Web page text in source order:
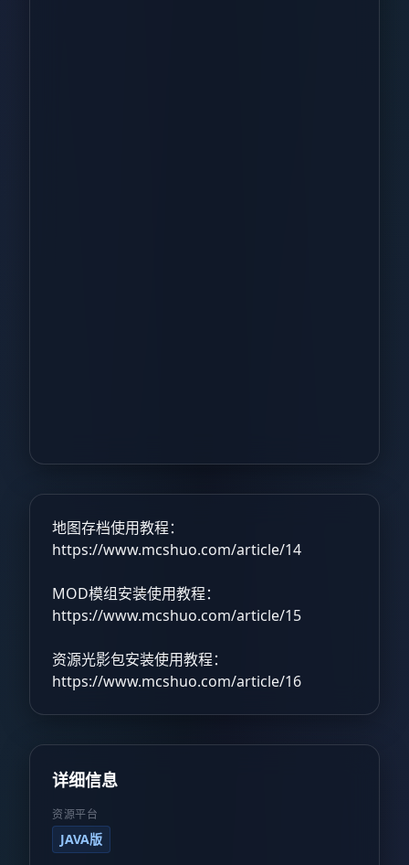
地图存档使用教程：
https://www.mcshuo.com/article/14
MOD模组安装使用教程：
https://www.mcshuo.com/article/15
资源光影包安装使用教程：
https://www.mcshuo.com/article/16
详细信息
资源平台
JAVA版